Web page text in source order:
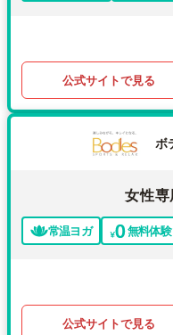
公式サイトで見る
ボ
女性
常温ヨガ 無料体験
公式サイトで見る